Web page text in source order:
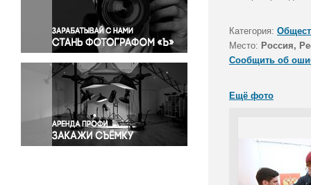
Правосудие
Происшествия и конфликты
Религия
Светская жизнь
Спорт
Экология
Экономика и бизнес
Категория:
Место: Россия,
Сообщить об
Ещё фото